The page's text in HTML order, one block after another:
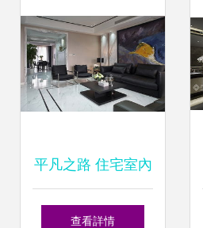
平凡之路 住宅室內
裝飾裝修的設計哲
查看詳情